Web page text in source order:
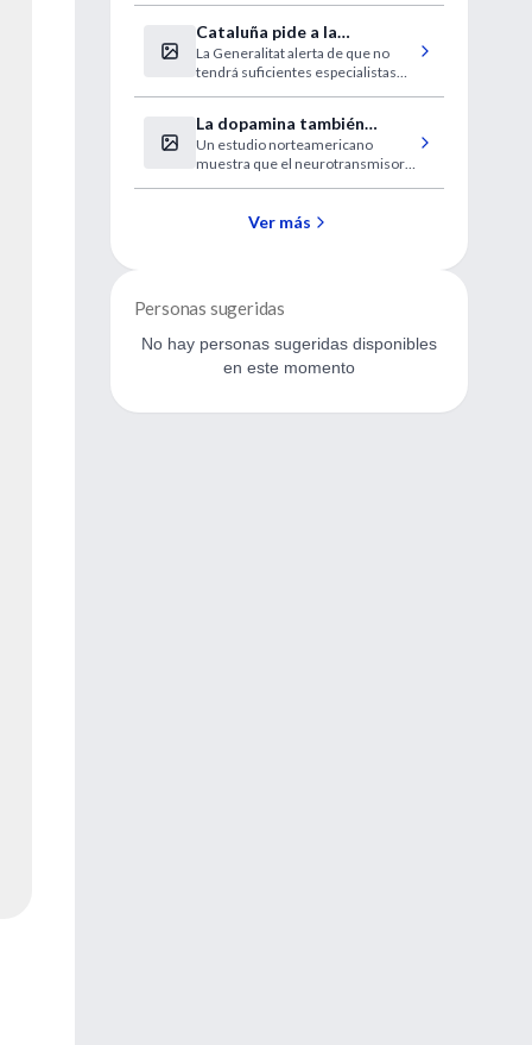
Cataluña pide a la
desesperada médicos
extranjeros sin homologar
La Generalitat alerta de que no
tendrá suficientes especialistas
La dopamina también
induce el miedo
Un estudio norteamericano
muestra que el neurotransmisor
placenteras, como la comida, el
Ver más
Personas sugeridas
No hay personas sugeridas disponibles
en este momento